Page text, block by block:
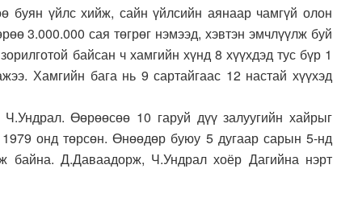
буян үйлс хийж, сайн үйлсийн аянаар чамгүй олон
3.000.000 сая төгрөг нэмээд, хэвтэн эмчлүүлж буй
байсан ч хамгийн хүнд 8 хүүхдэд тус бүр 1
Хамгийн бага нь 9 сартайгаас 12 настай хүүхэд
Өөрөөсөө 10 гаруй дүү залуугийн хайрыг
1979 онд төрсөн. Өнөөдөр буюу 5 дугаар сарын 5-нд
байна. Д.Даваадорж, Ч.Ундрал хоёр Дагийна нэрт